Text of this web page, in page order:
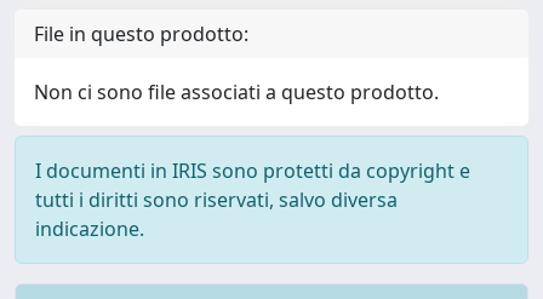
File in questo prodotto:
Non ci sono file associati a questo prodotto.
I documenti in IRIS sono protetti da copyright e
tutti i diritti sono riservati, salvo diversa
indicazione.